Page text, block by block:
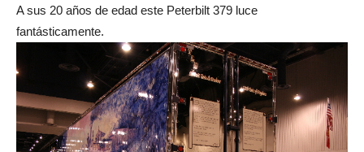
A sus 20 años de edad este Peterbilt 379 luce
fantásticamente.